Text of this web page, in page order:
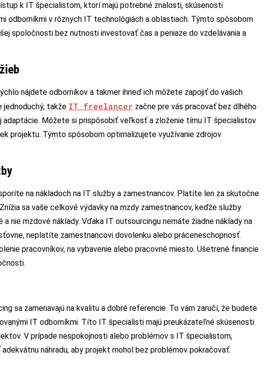
k IT špecialistom, ktorí majú potrebné znalosti, skúsenosti
odborníkmi v rôznych IT technológiách a oblastiach. Týmto spôsobom
spoločnosti bez nutnosti investovať čas a peniaze do vzdelávania a
nájdete odborníkov a takmer ihneď ich môžete zapojiť do vašich
jednoduchý, takže IT freelancer začne pre vás pracovať bez dlhého
adaptácie. Môžete si prispôsobiť veľkosť a zloženie tímu IT špecialistov
projektu. Týmto spôsobom optimalizujete využívanie zdrojov
na nákladoch na IT služby a zamestnancov. Platíte len za skutočne
sa vaše celkové výdavky na mzdy zamestnancov, keďže služby
nie mzdové náklady. Vďaka IT outsourcingu nemáte žiadne náklady na
neplatíte zamestnancovi dovolenku alebo práceneschopnosť.
pracovníkov, na vybavenie alebo pracovné miesto. Ušetrené financie
sa zameriavajú na kvalitu a dobré referencie. To vám zaručí, že budete
IT odborníkmi. Títo IT špecialisti majú preukázateľné skúsenosti
V prípade nespokojnosti alebo problémov s IT špecialistom,
náhradu, aby projekt mohol bez problémov pokračovať.